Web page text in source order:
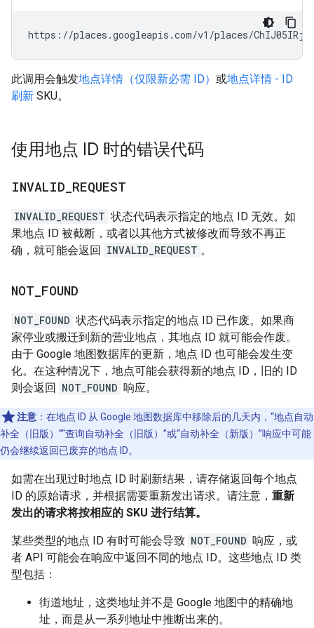
https://places.googleapis.com/v1/places/
此调用会触发地点详情（仅限新必需 ID） 或地点详情 - ID
刷新 SKU。
使用地点 ID 时的错误代码
INVALID REQUEST
INVALID_REQUEST 状态代码表示指定的地点 ID 无效。如
果地点 ID 被截断，或者以其他方式被修改而导致不再正
确，就可能会返回 INVALID_REQUEST 。
NOT FOUND
NOT_FOUND 状态代码表示指定的地点 ID 已作废。如果商
家停业或搬迁到新的营业地点，其地点 ID 就可能会作废。
由于 Google 地图数据库的更新，地点 ID 也可能会发生变
化。在这种情况下，地点可能会获得新的地点 ID，旧的 ID
则会返回 NOT_FOUND 响应。
注意 ：在地点 ID 从 Google 地图数据库中移除后的几天内，“地点自动
补全（旧版）”“查询自动补全（旧版）”或“自动补全（新版）”响应中可能
仍会继续返回已废弃的地点 ID。
如需在出现过时地点 ID 时刷新结果，请存储返回每个地点
ID 的原始请求，并根据需要重新发出请求。请注意， 重新
发出的请求将按相应的 SKU 进行结算。
某些类型的地点 ID 有时可能会导致 NOT_FOUND 响应，或
者 API 可能会在响应中返回不同的地点 ID。这些地点 ID 类
型包括：
街道地址，这类地址并不是 Google 地图中的精确地
址，而是从一系列地址中推断出来的。